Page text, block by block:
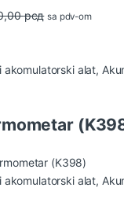
рсд sa pdv-om
akomulatorski alat,
akomulatorski alat,